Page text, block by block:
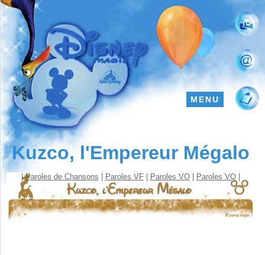
Kuzco, l'Empereur Mégalo
MENU
|Paroles de Chansons Paroles VF| Paroles VO| Paroles VQ|